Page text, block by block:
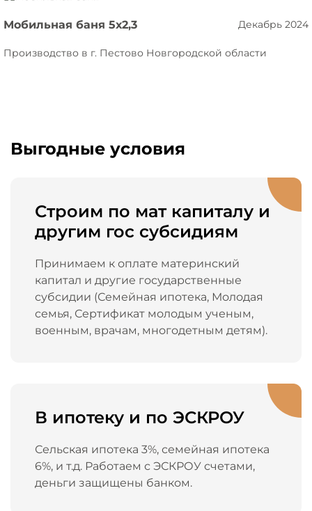
Мобильная баня 5х2,3 Декабрь 2024
Производство в г. Пестово Новгородской области
Выгодные условия
Строим по мат капиталу и
другим гос субсидиям
Принимаем к оплате материнский
капитал и другие государственные
субсидии (Семейная ипотека, Молодая
семья, Сертификат молодым ученым,
военным, врачам, многодетным детям).
В ипотеку и по ЭСКРОУ
Сельская ипотека 3%, семейная ипотека
6%, и т.д. Работаем с ЭСКРОУ счетами,
деньги защищены банком.